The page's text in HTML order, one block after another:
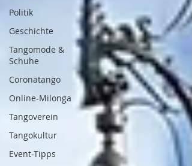
Politik
Geschichte
Tangomode &
Schuhe
Coronatango
Online-Milonga
Tangoverein
Tangokultur
Event-Tipps